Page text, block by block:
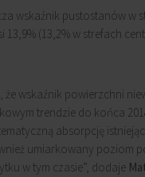
wskaźnik pustostanów w
13,9% (13,2% w strefach
że wskaźnik powierzchni
trendzie do końca
absorpcję
umiarkowany poziom
w tym czasie”, dodaje